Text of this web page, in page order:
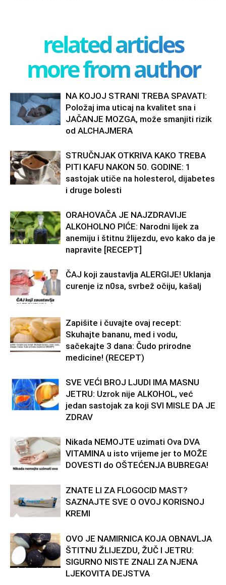
related articles
more from author
NA KOJOJ STRANI TREBA SPAVATI:
Položaj ima uticaj na kvalitet sna i
JAČANJE MOZGA, može smanjiti rizik
od ALCHAJMERA
STRUČNJAK OTKRIVA KAKO TREBA
PITI KAFU NAKON 50. GODINE: 1
sastojak utiče na holesterol, dijabetes
i druge bolesti
ORAHOVAČA JE NAJZDRAVIJE
ALKOHOLNO PIĆE: Narodni lijek za
anemiju i štitnu žlijezdu, evo kako da je
napravite [RECEPT]
ČAJ koji zaustavlja ALERGIJE! Uklanja
curenje iz n0sa, svrbež očiju, kašalj
Zapišite i čuvajte ovaj recept:
Skuhajte bananu, med i vodu,
sačekajte 3 dana: Čudo prirodne
medicine! (RECEPT)
SVE VEĆI BROJ LJUDI IMA MASNU
JETRU: Uzrok nije ALKOHOL, već
jedan sastojak za koji SVI MISLE DA JE
ZDRAV
Nikada NEMOJTE uzimati Ova DVA
VITAMINA u isto vrijeme jer to MOŽE
DOVESTI do OŠTEĆENJA BUBREGA!
ZNATE LI ZA FLOGOCID MAST?
SAZNAJTE SVE O OVOJ KORISNOJ
KREMI
OVO JE NAMIRNICA KOJA OBNAVLJA
ŠTITNU ŽLIJEZDU, ŽUČ I JETRU:
SIGURNO NISTE ZNALI ZA NJENA
LJEKOVITA DEJSTVA